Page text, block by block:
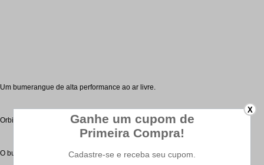
Um bumerangue de alta performance ao ar livre.
Orbiter cerca de 90 pés e então ele realmente volta a sua mão.
O bumerangue Orbiter combina um altodesign, tecnologia triangular
X